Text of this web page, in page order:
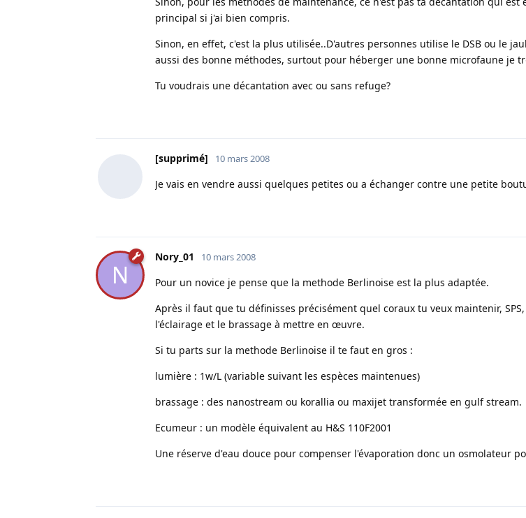
principal si j'ai bien compris.
Sinon, en effet, c'est la plus utilisée..D'autres personnes utilise le DSB ou le
aussi des bonne méthodes, surtout pour héberger une bonne microfaune je
Tu voudrais une décantation avec ou sans refuge?
[supprimé] 10 mars 2008
Je vais en vendre aussi quelques petites ou a échanger contre une petite
N
Nory_01 10 mars 2008
Pour un novice je pense que la methode Berlinoise est la plus adaptée.
Après il faut que tu définisses précisément quel coraux tu veux maintenir, SPS,
l'éclairage et le brassage à mettre en œuvre.
Si tu parts sur la methode Berlinoise il te faut en gros :
lumière : 1w/L (variable suivant les espèces maintenues)
brassage : des nanostream ou korallia ou maxijet transformée en gulf stream.
Ecumeur : un modèle équivalent au H&S 110F2001
Une réserve d'eau douce pour compenser l'évaporation donc un osmolateur